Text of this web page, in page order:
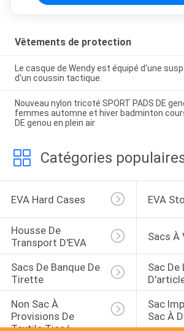
Vêtements de protection
Le casque de Wendy est équipé d'une
d'un coussin tactique.
Nouveau nylon tricoté SPORT PADS DE
femmes automne et hiver badminton
DE genou en plein air
Catégories
EVA Hard Cases EVA
Housse De
Transport D'EVA
Sacs À
Sacs De Banque De
Tirette
Sac De
Non Sac À
Provisions De
Textile Tissé
Sac
Sac À